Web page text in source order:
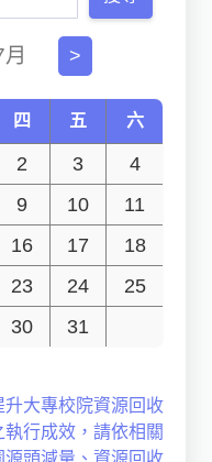
>
四 五 六
2 3
4
9 10
11
16 17
18
23 24
25
30 31
升大專校院資源回收
行成效，請依相關
頭減量、資源回收